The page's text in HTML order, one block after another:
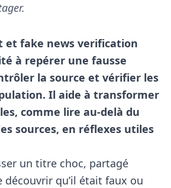
et fake news verification
à repérer une fausse
la source et vérifier les
Il aide à transformer
comme lire au-delà du
sources, en réflexes utiles
un titre choc, partagé
qu’il était faux ou